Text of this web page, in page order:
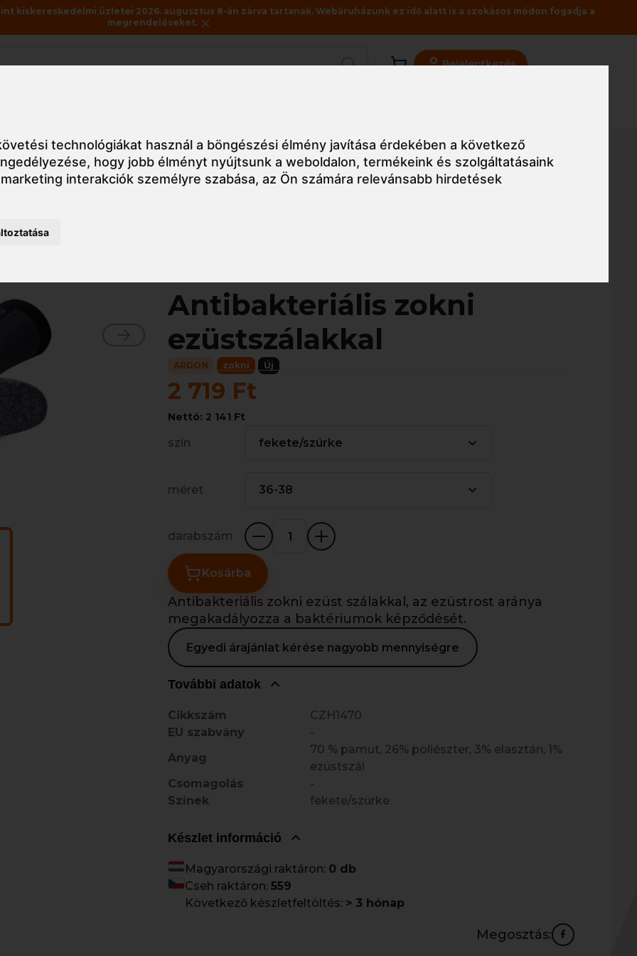
technológiákat használ a böngészési élmény javítása érdekében a következő
, hogy jobb élményt nyújtsunk a weboldalon,termékeink és szolgáltatásaink
interakciók személyre szabása,az Ön számára relevánsabb hirdetések
kiskereskedelmi üzletei 2026. augusztus 8-án zárva tartanak. Webáruházunk ez idő alatt is a szokásos módon fogadja a
megrendeléseket.
Bejelentkezés
Zokni CZH1470 SILVER Antibakteriális zokni ezüstszálakkal
Antibakteriális zokni
ezüstszálakkal
ARDON zokni Új
2 719 Ft
Nettó: 2 141 Ft
szín fekete/szürke
méret 36-38
darabszám
Kosárba
Antibakteriális zokni ezüst szálakkal, az ezüstrost aránya
megakadályozza a baktériumok képződését.
Egyedi árajánlat kérése nagyobb mennyiségre
További adatok
Cikkszám
CZH1470
EU szabvány
-
Anyag
70 % pamut, 26% poliészter, 3% elasztán, 1%
ezüstszál
Csomagolás
-
Színek
fekete/szürke
Készlet információ
Magyarországi raktáron: 0 db
Cseh raktáron: 559
Következő készletfeltöltés: > 3 hónap
Megosztás: